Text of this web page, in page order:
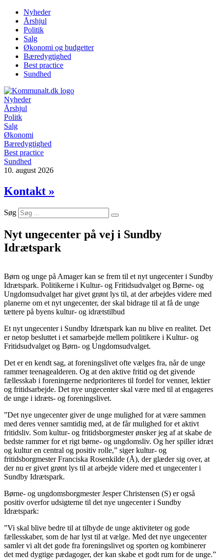
Videre
indhold
Nyheder
Årshjul
Politik
Salg
Økonomi og budgetter
Bæredygtighed
Best practice
Sundhed
Nyheder
Årshjul
Politk
Salg
Økonomi
Bæredygtighed
Best practice
Sundhed
10. august 2026
Kontakt »
Søg
Nyt ungecenter på vej i Sundby
Idrætspark
Børn og unge på Amager kan se frem til et nyt ungecenter i Sundby
Idrætspark. Politikerne i Kultur- og Fritidsudvalget og Børne- og
Ungdomsudvalget har givet grønt lys til, at der arbejdes videre med
planerne om et nyt ungecenter, der skal bidrage til at få de unge
tættere på byens kultur- og idrætstilbud
Et nyt ungecenter i Sundby Idrætspark kan nu blive en realitet. Det
er netop besluttet i et samarbejde mellem politikere i Kultur- og
Fritidsudvalget og Børn- og Ungdomsudvalget.
Det er en kendt sag, at foreningslivet ofte vælges fra, når de unge
rammer teenagealderen. Og at den aktive fritid og det givende
fællesskab i foreningerne nedprioriteres til fordel for venner, lektier
og fritidsarbejde. Det nye ungecenter skal være med til at engageres
de unge i idræts- og foreningslivet.
”Det nye ungecenter giver de unge mulighed for at være sammen
med deres venner samtidig med, at de får mulighed for et aktivt
fritidsliv. Som kultur- og fritidsborgmester ønsker jeg af at skabe de
bedste rammer for et rigt børne- og ungdomsliv. Og her spiller idræt
og kultur en central og positiv rolle,” siger kultur- og
fritidsborgmester Franciska Rosenkilde (Å), der glæder sig over, at
der nu er givet grønt lys til at arbejde videre med et ungecenter i
Sundby Idrætspark.
Børne- og ungdomsborgmester Jesper Christensen (S) er også
positiv overfor udsigterne til det nye ungecenter i Sundby
Idrætspark:
”Vi skal blive bedre til at tilbyde de unge aktiviteter og gode
fællesskaber, som de har lyst til at vælge. Med det nye ungecenter
samler vi alt det gode fra foreningslivet og sporten og kombinerer
det med dygtige pædagoger, der kan skabe et godt rum for de unge.”